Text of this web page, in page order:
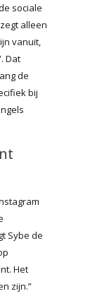
sociale
alleen
vanuit,
Dat
de
bij
Sybe de
Het
zijn.”